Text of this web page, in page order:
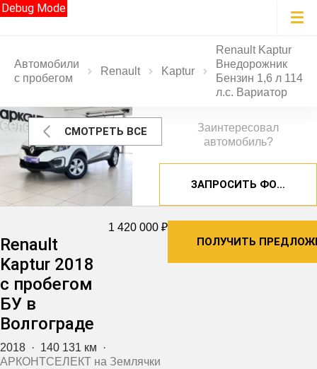
Debug Mode
Автомобили
с пробегом
Renault Kaptur
Renault Kaptur
Внедорожник
Бензин 1,6 л 114
л.с. Вариатор
СМОТРЕТЬ ВСЕ
Заинтересовал
автомобиль?
ЗАПРОСИТЬ
Renault
Kaptur 2018
с пробегом
БУ в
Волгограде
1 420 000 ₽
2018 · 140 131 км ·
АРКОНТСЕЛЕКТ на Землячки
ПОЛУЧИТЬ